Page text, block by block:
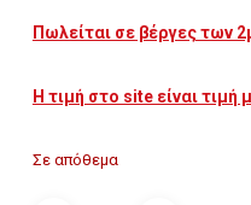
Πωλείται σε βέργες των
Η τιμή στο site είναι τιμή
Σε απόθεμα